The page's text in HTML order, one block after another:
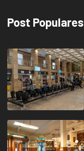
Post Populares